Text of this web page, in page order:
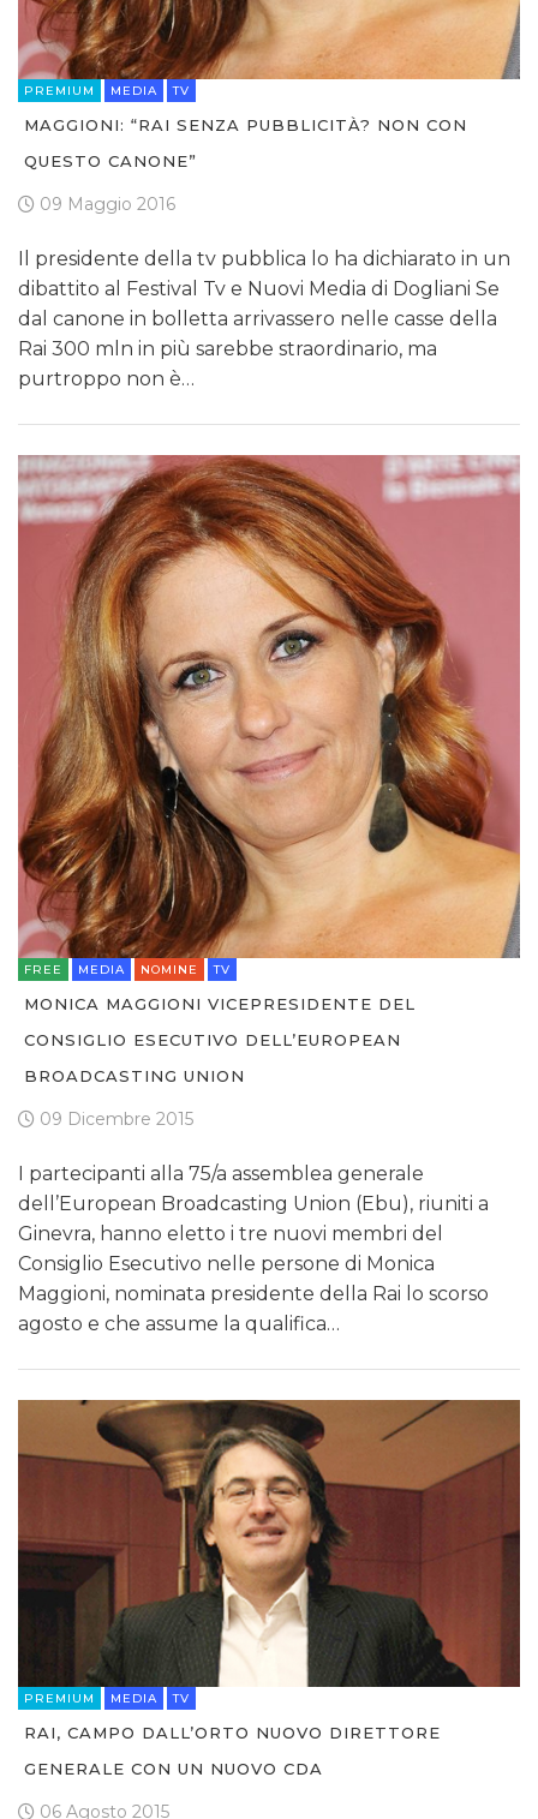
PREMIUM MEDIA TV
MAGGIONI: “RAI SENZA PUBBLICITÀ? NON CON
QUESTO CANONE”
09 Maggio 2016
Il presidente della tv pubblica lo ha dichiarato in un
dibattito al Festival Tv e Nuovi Media di Dogliani Se
dal canone in bolletta arrivassero nelle casse della
Rai 300 mln in più sarebbe straordinario, ma
purtroppo non è…
FREE MEDIA NOMINE TV
MONICA MAGGIONI VICEPRESIDENTE DEL
CONSIGLIO ESECUTIVO DELL’EUROPEAN
BROADCASTING UNION
09 Dicembre 2015
I partecipanti alla 75/a assemblea generale
dell’European Broadcasting Union (Ebu), riuniti a
Ginevra, hanno eletto i tre nuovi membri del
Consiglio Esecutivo nelle persone di Monica
Maggioni, nominata presidente della Rai lo scorso
agosto e che assume la qualifica…
PREMIUM MEDIA TV
RAI, CAMPO DALL’ORTO NUOVO DIRETTORE
GENERALE CON UN NUOVO CDA
06 Agosto 2015